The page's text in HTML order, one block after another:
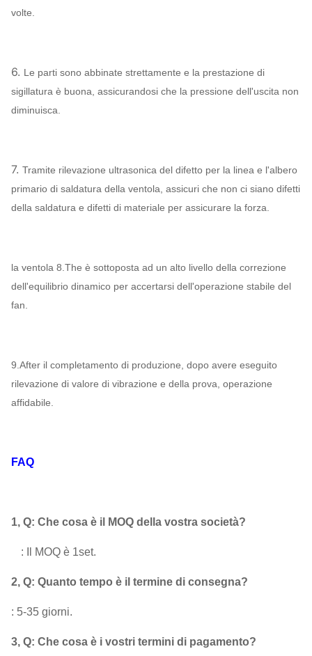
volte.
6. Le parti sono abbinate strettamente e la prestazione di
sigillatura è buona, assicurandosi che la pressione dell'uscita non
diminuisca.
7. Tramite rilevazione ultrasonica del difetto per la linea e l'albero
primario di saldatura della ventola, assicuri che non ci siano difetti
della saldatura e difetti di materiale per assicurare la forza.
la ventola 8.The è sottoposta ad un alto livello della correzione
dell'equilibrio dinamico per accertarsi dell'operazione stabile del
fan.
9.After il completamento di produzione, dopo avere eseguito
rilevazione di valore di vibrazione e della prova, operazione
affidabile.
FAQ
1, Q: Che cosa è il MOQ della vostra società?
: Il MOQ è 1set.
2, Q: Quanto tempo è il termine di consegna?
5-35 giorni.
3, Q: Che cosa è i vostri termini di pagamento?